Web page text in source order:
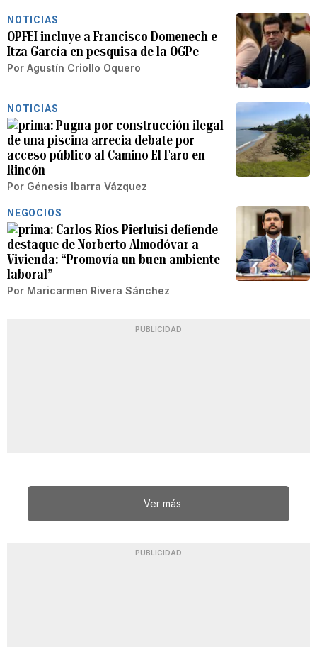
NOTICIAS
OPFEI incluye a Francisco Domenech e
Itza García en pesquisa de la OGPe
Por Agustín Criollo Oquero
NOTICIAS
Pugna por construcción ilegal
de una piscina arrecia debate por
acceso público al Camino El Faro en
Rincón
Por Génesis Ibarra Vázquez
NEGOCIOS
Carlos Ríos Pierluisi defiende
destaque de Norberto Almodóvar a
Vivienda: “Promovía un buen ambiente
laboral”
Por Maricarmen Rivera Sánchez
PUBLICIDAD
Ver más
PUBLICIDAD